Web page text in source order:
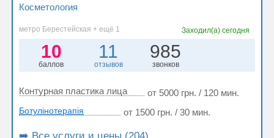
Косметология
метро Берестейская + ещё 1 Заходил(а)сегодня
10
баллов
11
отзывов
985
звонков
Контурная пластика лица от 5000 грн. / 120 мин.
Ботулінотерапія от 1500 грн. / 30 мин.